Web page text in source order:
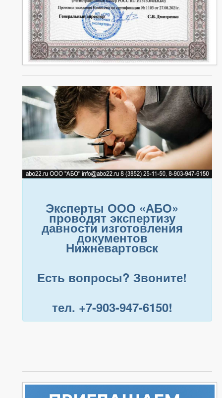
Эксперты ООО «АБО»
проводят экспертизу
давности изготовления
документов
Нижневартовск
Есть вопросы? Звоните!
тел. +7-903-947-6150!